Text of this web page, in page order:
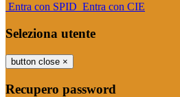
Entra con SPID Entra con CIE
Seleziona utente
button close ×
Recupero password